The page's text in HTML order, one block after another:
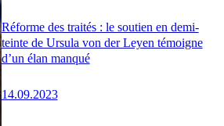
Réforme des traités : le soutien en demi-
teinte de Ursula von der Leyen témoigne
d’un élan manqué
14.09.2023